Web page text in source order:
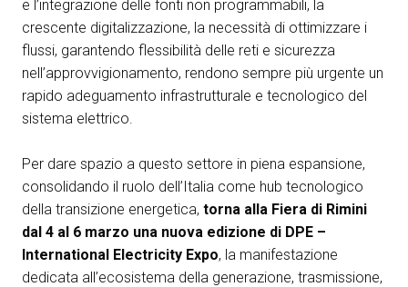
Esporre
Prenota il tuo spazio
e l’integrazione delle fonti non programmabili, la
crescente digitalizzazione, la necessità di ottimizzare i
flussi, garantendo flessibilità delle reti e sicurezza
nell’approvvigionamento, rendono sempre più urgente un
rapido adeguamento infrastrutturale e tecnologico del
sistema elettrico.
Per dare spazio a questo settore in piena espansione,
consolidando il ruolo dell’Italia come hub tecnologico
della transizione energetica, torna alla Fiera di Rimini
dal 4 al 6 marzo una nuova edizione di DPE –
International Electricity Expo, la manifestazione
dedicata all’ecosistema della generazione, trasmissione,